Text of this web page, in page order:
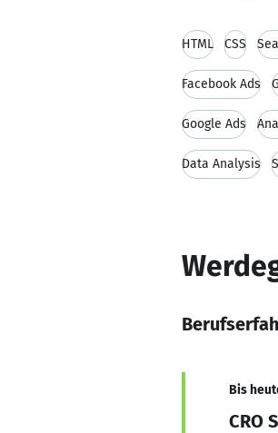
HTML CSS
Facebook Ads
Google Ads
Data Analysis
Bis
CRO